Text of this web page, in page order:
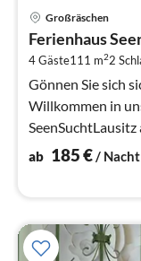
Großräschen
Ferienhaus
4 Gäste111 m22
Gönnen Sie sich sich
Willkommen in
ab 185€/ Nacht